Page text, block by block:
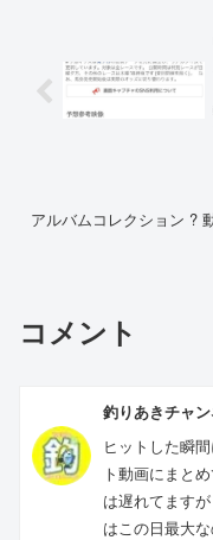
アルバムコレクション ?
コメント
釣りあきチャ
ヒットした瞬
ト動画にまと
は遅れてます
はこの日最大